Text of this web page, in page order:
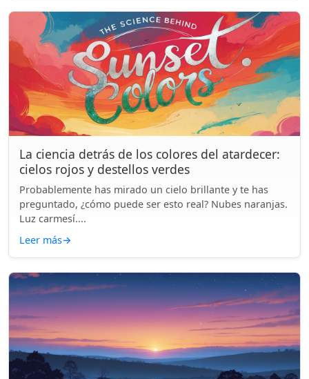
La ciencia detrás de los colores del atardecer:
cielos rojos y destellos verdes
Probablemente has mirado un cielo brillante y te has
preguntado, ¿cómo puede ser esto real? Nubes naranjas.
Luz carmesí....
Leer más→